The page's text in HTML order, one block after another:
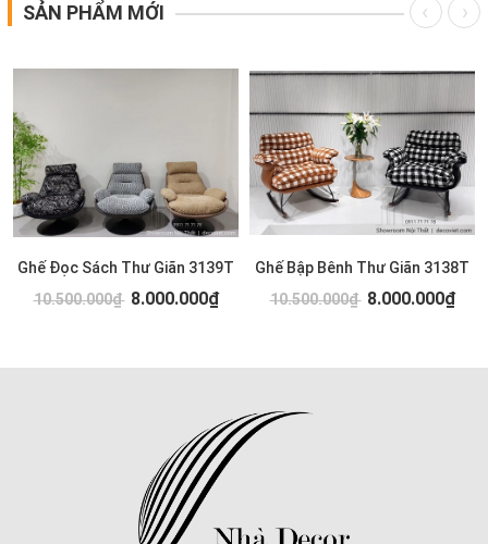
SẢN PHẨM MỚI
Ghế Đọc Sách Thư Giãn 3139T
10.500.000₫ 8.000.000₫
Ghế Bập Bênh Thư Giãn 3138T
10.500.000₫ 8.000.000₫